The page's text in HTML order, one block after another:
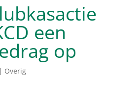
een
op
Overig